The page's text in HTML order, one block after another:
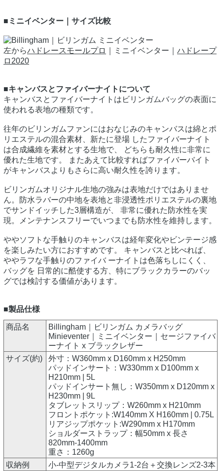
■ミニイベンター｜サイズ比較
左からハドレースモールプロ ｜ミニイベンター｜ ハドレープ
ロ2020
■キャンバスとファイバーナイトについて
キャンバスとファイバーナイトはビリンガムバッグの表面に
使われる表地の種類です。
往年のビリンガムファンにはおなじみのキャンバスは綿とポ
リエステルの混合素材、新たに登場 したファイバーナイト
は合成繊維を素材とする生地で、 どちらも耐久性に非常に
優れた生地です。 またあえて比較すればファイバーバイト
がキャンバスよりもさらに高い耐久性を誇ります。
ビリンガムオリジナル生地の強みは表地だけではありませ
ん。防水ラバーの中地を表地と非浸透性ポリエステルの裏地
でサンドイッチした3層構造が、 非常に優れた防水性を実
現。メンテナンスフリーでいつまでも防水性を維持します。
ややソフトな手触りのキャンバスは経年変化やビンテージ感
を楽しみたい方におすすめです。 キャンバスと比べれば、
ややラフな手触りのファイバ ーナイトは色落ちしにくく、
バッグを 日常的に酷使する方、特にブラックカラーのバッ
グでは検討する価値があります。
■製品仕様
商品名
Billingham｜ビリンガム カメラバッグ
Minieventer｜ミニイベンター｜セージファイバ
ーナイト x ブラックレザー
サイズ(約)
外寸：W360mm x D160mm x H250mm
パッドインサート：W330mm x D100mm x
H210mm | 5L
パッドインサート無し：W350mm x D120mm x
H230mm | 9L
タブレットスリップ：W260mm x H210mm
フロントポケット:W140mm X H160mm | 0.75L
リアジップポケット:W290mm x H170mm
ショルダーストラップ：幅50mm x 長さ
820mm-1400mm
重さ：1260g
収納例
小-中型デジタルカメラ1-2台＋交換レンズ2-3本